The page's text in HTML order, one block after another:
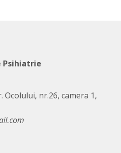
Psihiatrie
Ocolului, nr.26, camera 1,